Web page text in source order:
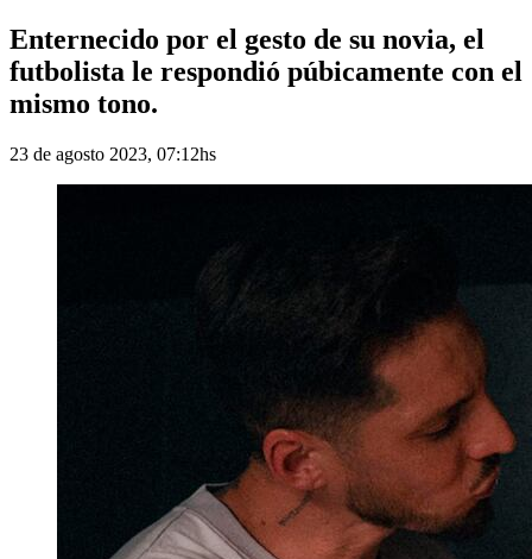
Enternecido por el gesto de su novia, el
futbolista le respondió púbicamente con el
mismo tono.
23 de agosto 2023, 07:12hs